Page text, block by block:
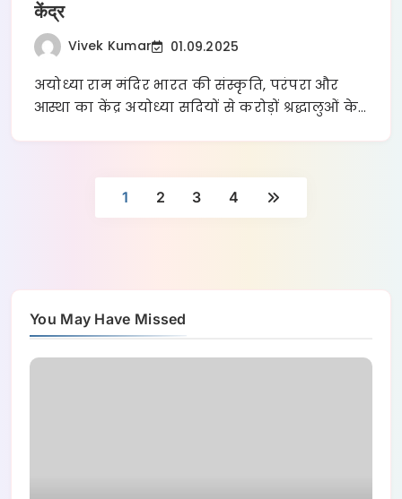
केंद्र
Vivek Kumar 01.09.2025
अयोध्या राम मंदिर भारत की संस्कृति, परंपरा और
आस्था का केंद्र अयोध्या सदियों से करोड़ों श्रद्धालुओं के…
1 2 3 4
You May Have Missed